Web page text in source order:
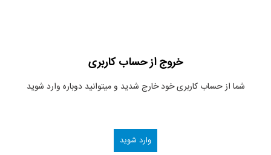
خروج از حساب کاربری
شما از حساب کاربری خود خارج شدید و میتوانید دوباره وارد شوید
وارد شوید